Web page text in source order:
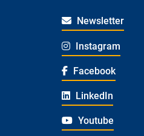
Newsletter
Instagram
Facebook
LinkedIn
Youtube